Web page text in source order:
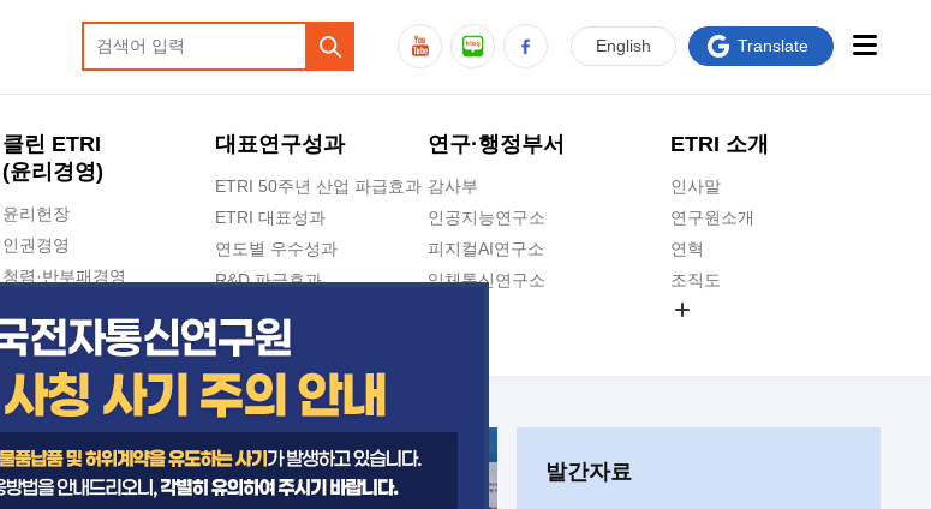
클린 ETRI
(윤리경영)
윤리헌장
인권경영
청렴·반부패경영
청렴포털 신고
수의계약 현황
부패징계 현황
대표연구성과
ETRI 50주년 산업 파급효과
ETRI 대표성과
연도별 우수성과
R&D 파급효과
지식공유플랫폼
연구·행정부서
감사부
인공지능연구소
피지컬AI연구소
입체통신연구소
인공지능안전연구소
우주항공반도체전략연구단
대경권연구본부
ETRI 소개
인사말
연구원소개
연혁
조직도
ETRI CI
English Translate
발간자료